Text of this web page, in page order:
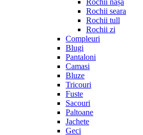
Rochii nașă
Rochii seara
Rochii tull
Rochii zi
Compleuri
Blugi
Pantaloni
Camasi
Bluze
Tricouri
Fuste
Sacouri
Paltoane
Jachete
Geci